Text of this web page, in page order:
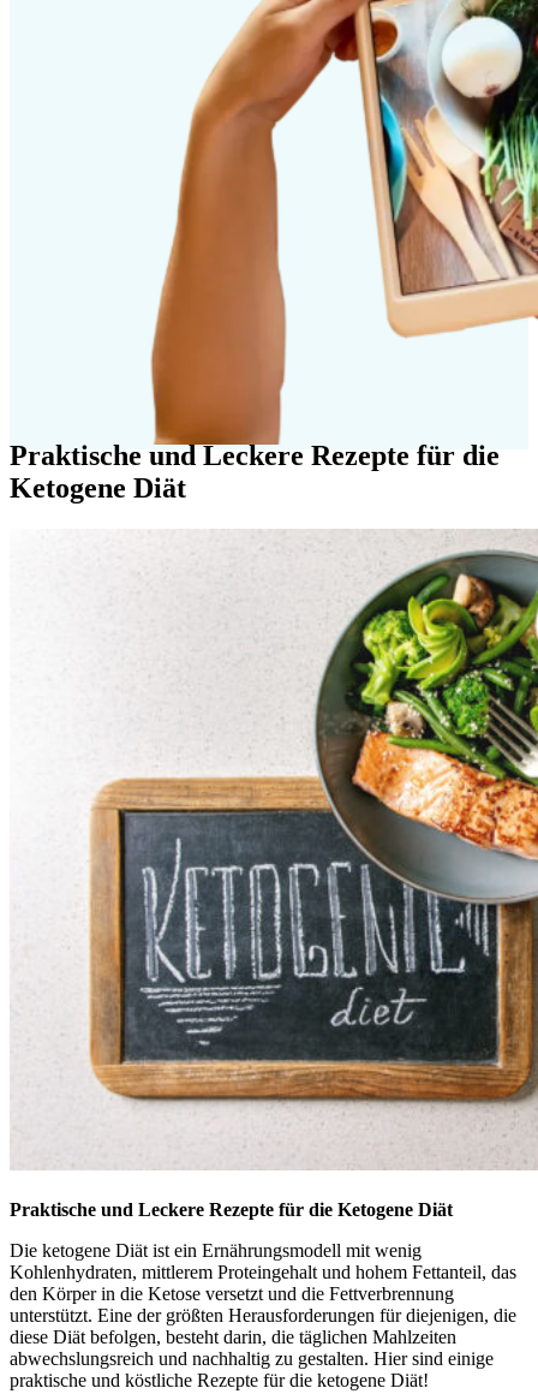
Praktische und Leckere Rezepte für die
Ketogene Diät
Praktische und Leckere Rezepte für die Ketogene Diät
Die ketogene Diät ist ein Ernährungsmodell mit wenig
Kohlenhydraten, mittlerem Proteingehalt und hohem Fettanteil, das
den Körper in die Ketose versetzt und die Fettverbrennung
unterstützt. Eine der größten Herausforderungen für diejenigen, die
diese Diät befolgen, besteht darin, die täglichen Mahlzeiten
abwechslungsreich und nachhaltig zu gestalten. Hier sind einige
praktische und köstliche Rezepte für die ketogene Diät!